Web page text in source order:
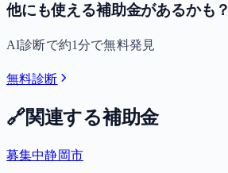
他にも使える補助金があるかも？
AI診断で約1分で無料発見
無料診断
🔗関連する補助金
募集中静岡市